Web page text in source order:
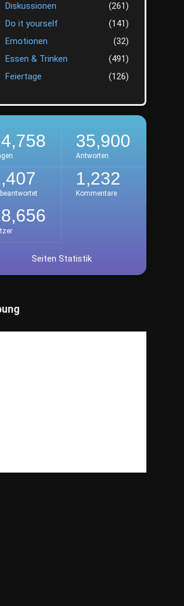
Diskussionen
(261)
Do it yourself
(141)
Emotionen
(32)
Essen & Trinken
(491)
Feiertage
(126)
Hobbys
(71)
Veranstaltungen
(7)
Gesellschaft
Gesundheit
Industrie
Internet
(482)
Spiele
(82)
Seiten Statistik
35,900
Antworten
1,232
Kommentare